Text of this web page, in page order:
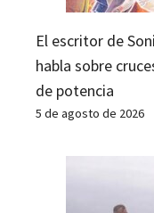
El escritor de
habla sobre
de potencia
5 de agosto de 2026